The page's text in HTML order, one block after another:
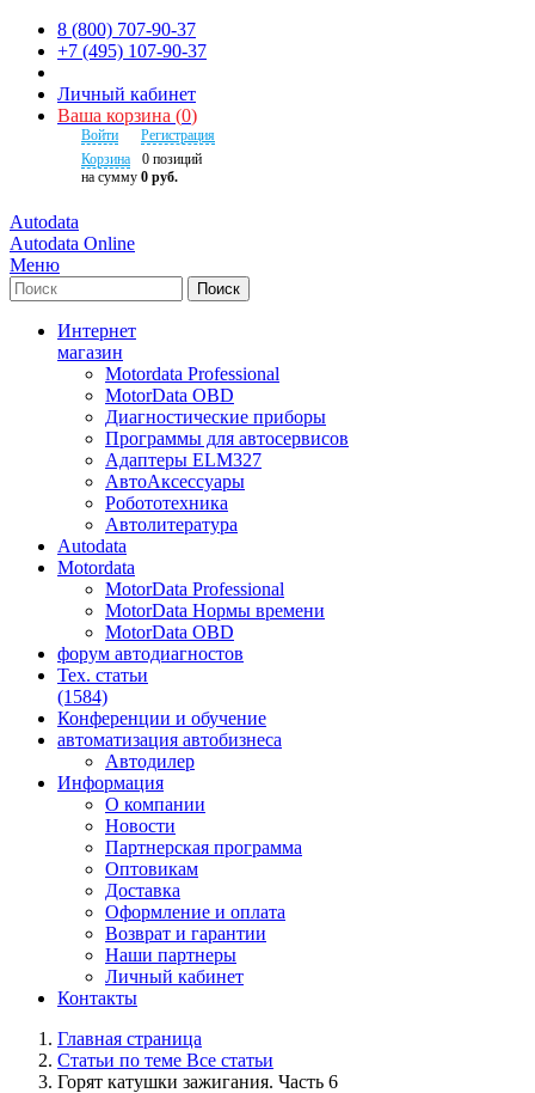
8 (800) 707-90-37
+7 (495) 107-90-37
Личный кабинет
Ваша корзина (0)
Войти
Регистрация
Корзина
0 позиций
на сумму 0 руб.
Autodata
Autodata Online
Меню
Поиск
Интернет
магазин
Motordata Professional
MotorData OBD
Диагностические приборы
Программы для автосервисов
Адаптеры ELM327
АвтоАксессуары
Робототехника
Автолитература
Autodata
Motordata
MotorData Professional
MotorData Нормы времени
MotorData OBD
форум автодиагностов
Тех. статьи
(1584)
Конференции и обучение
автоматизация автобизнеса
Автодилер
Информация
О компании
Новости
Партнерская программа
Оптовикам
Доставка
Оформление и оплата
Возврат и гарантии
Наши партнеры
Личный кабинет
Контакты
Главная страница
Статьи по теме Все статьи
Горят катушки зажигания. Часть 6